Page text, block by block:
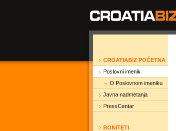
CROATIABIZ POČETNA
Poslovni imenik
O Poslovnom imeniku
Javna nadmetanja
PressCentar
BONITETI